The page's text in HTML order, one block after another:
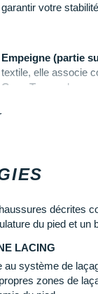
garantir votre
Empeigne (partie
textile, elle associe
Gore-Tex
garde
maintien de la cheville.
Semelle extérieure
multidirectionnels et
Semelle intérieure
Poids constaté
leschaussures de
décrites
du pied et un
LACING
au système de
zones de